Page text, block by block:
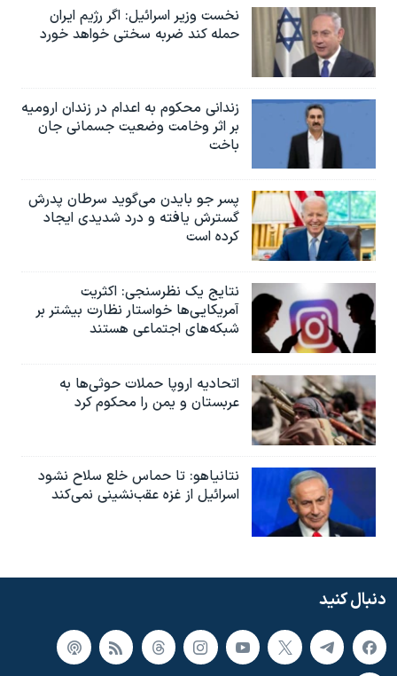
نخست وزیر اسرائيل: اگر رژیم ایران
حمله کند ضربه سختی خواهد خورد
زندانی محکوم به اعدام در زندان ارومیه
بر اثر وخامت وضعیت جسمانی جان
باخت
پسر جو بایدن می‌گوید سرطان پدرش
گسترش یافته و درد شدیدی ایجاد
کرده است
نتایج یک نظرسنجی: اکثریت
آمریکایی‌ها خواستار نظارت بیشتر بر
شبکه‌های اجتماعی هستند
اتحادیه اروپا حملات حوثی‌ها به
عربستان و یمن را محکوم کرد
نتانیاهو: تا حماس خلع سلاح نشود
اسرائیل از غزه عقب‌نشینی نمی‌کند
دنبال کنید